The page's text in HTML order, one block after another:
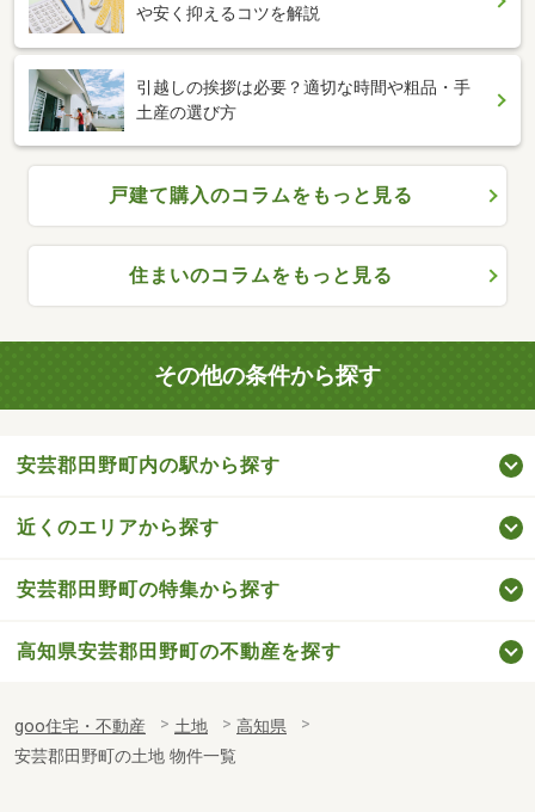
や安く抑えるコツを解説
引越しの挨拶は必要？適切な時間や粗品・手
土産の選び方
戸建て購入のコラムをもっと見る
住まいのコラムをもっと見る
その他の条件から探す
安芸郡田野町内の駅から探す
近くのエリアから探す
安芸郡田野町の特集から探す
高知県安芸郡田野町の不動産を探す
goo住宅・不動産 土地
高知県
安芸郡田野町の土地 物件一覧